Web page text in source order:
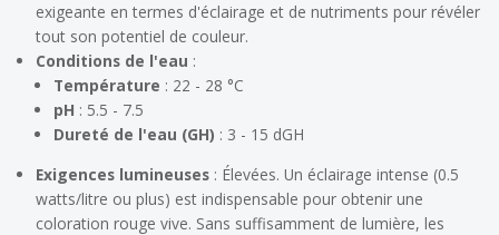
exigeante en termes d'éclairage et de nutriments pour révéler
tout son potentiel de couleur.
Conditions de l'eau :
Température : 22 - 28 °C
pH : 5.5 - 7.5
Dureté de l'eau (GH) : 3 - 15 dGH
Exigences lumineuses : Élevées. Un éclairage intense (0.5
watts/litre ou plus) est indispensable pour obtenir une
coloration rouge vive. Sans suffisamment de lumière, les